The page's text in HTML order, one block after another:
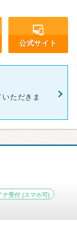
公式サイト
ただきま
ナ受付 (スマホ可)